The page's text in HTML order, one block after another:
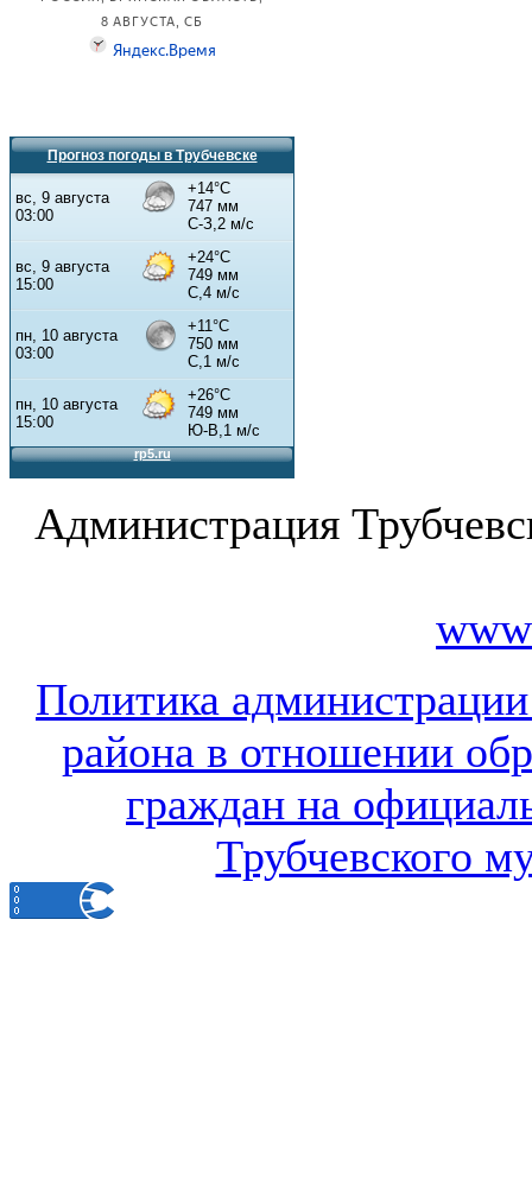
Прогноз погоды в Трубчевске
Администрация
Политика
района в отношении
граждан на
Трубчевского